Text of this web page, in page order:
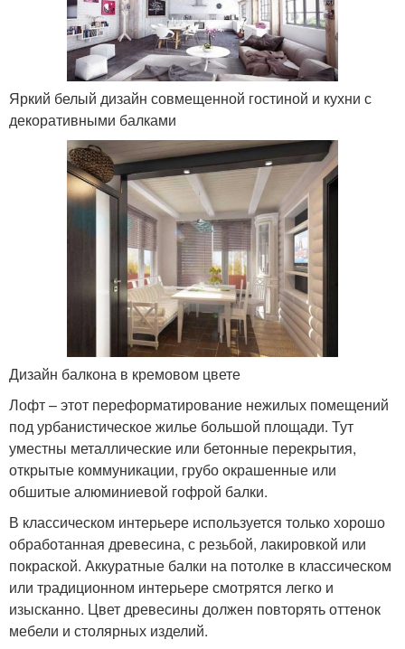
Яркий белый дизайн совмещенной гостиной и кухни с
декоративными балками
Дизайн балкона в кремовом цвете
Лофт – этот переформатирование нежилых помещений
под урбанистическое жилье большой площади. Тут
уместны металлические или бетонные перекрытия,
открытые коммуникации, грубо окрашенные или
обшитые алюминиевой гофрой балки.
В классическом интерьере используется только хорошо
обработанная древесина, с резьбой, лакировкой или
покраской. Аккуратные балки на потолке в классическом
или традиционном интерьере смотрятся легко и
изысканно. Цвет древесины должен повторять оттенок
мебели и столярных изделий.